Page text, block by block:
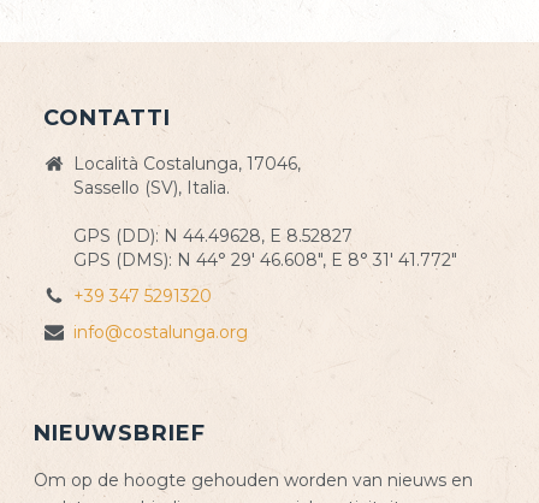
CONTATTI
Località Costalunga, 17046,
Sassello (SV), Italia.
GPS (DD): N 44.49628, E 8.52827
GPS (DMS): N 44° 29' 46.608", E 8° 31' 41.772"
+39 347 5291320
info@costalunga.org
NIEUWSBRIEF
Om op de hoogte gehouden worden van nieuws en